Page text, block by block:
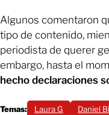
Algunos comentaron
tipo de contenido,
periodista de querer
embargo, hasta el
hecho declaraciones
Temas: Laura G Daniel